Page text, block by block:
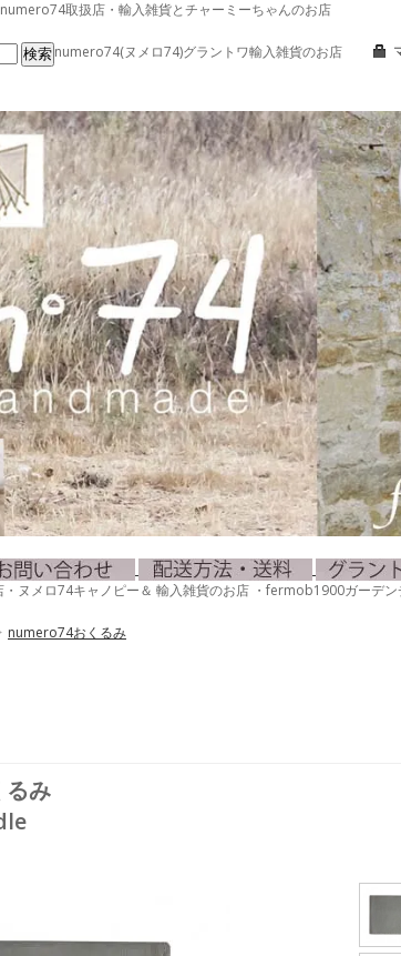
取扱店・輸入雑貨とチャーミーちゃんのお店
numero74(ヌメロ74)グラントワ輸入雑貨のお店
メロ74キャノピー＆ 輸入雑貨のお店 ・fermob1900ガーデ
numero74おくるみ
るみ